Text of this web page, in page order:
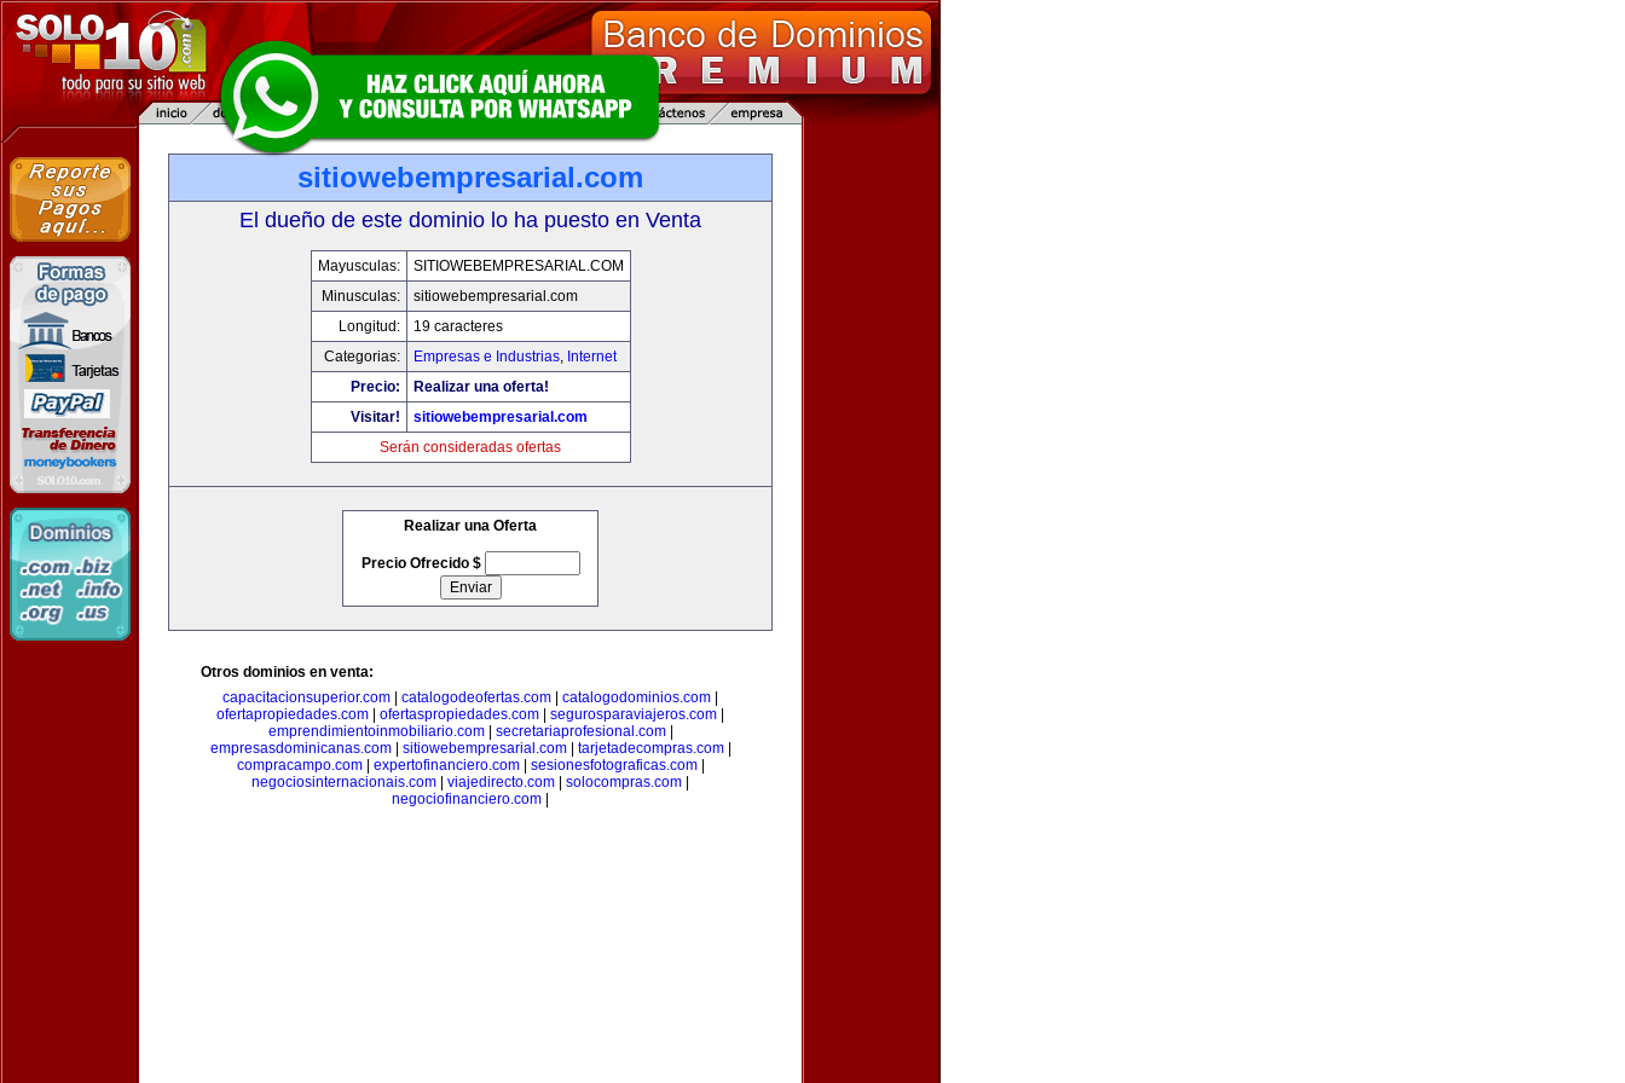
sitiowebempresarial.com
El dueño de este dominio lo ha puesto en Venta
Mayusculas:
SITIOWEBEMPRESARIAL.COM
Minusculas:
sitiowebempresarial.com
Longitud:
19 caracteres
Categorias:
Empresas e Industrias, Internet
Precio:
Realizar una oferta!
Visitar!
sitiowebempresarial.com
Serán consideradas ofertas
Realizar una Oferta
Precio Ofrecido $
Otros dominios en venta:
capacitacionsuperior.com
catalogodeofertas.com catalogodominios.com
ofertapropiedades.com
ofertaspropiedades.com segurosparaviajeros.com
emprendimientoinmobiliario.com| secretariaprofesional.com|
empresasdominicanas.com| sitiowebempresarial.com| tarjetadecompras.com|
compracampo.com| expertofinanciero.com| sesionesfotograficas.com|
negociosinternacionais.com
viajedirecto.com solocompras.com
negociofinanciero.com